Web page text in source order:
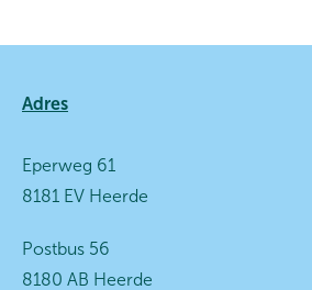
Contactinformatie
Adres
Eperweg 61
8181 EV Heerde
Postbus 56
8180 AB Heerde